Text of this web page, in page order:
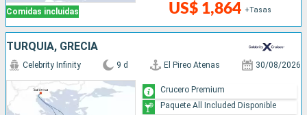
Comidas incluidas US$ 1,864 +Tasas
TURQUÍA, GRECIA
Celebrity Infinity 9 d El Pireo Atenas 30/08/2026
Crucero Premium
Paquete All Included Disponible